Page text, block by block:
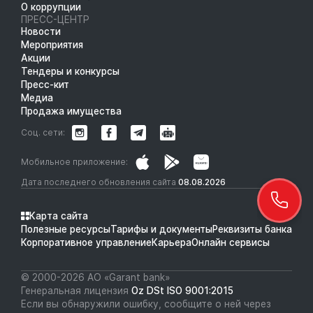
О коррупции
ПРЕСС-ЦЕНТР
Новости
Мероприятия
Акции
Тендеры и конкурсы
Пресс-кит
Медиа
Продажа имущества
Дата последнего обновления сайта 08.08.2026
Мобильное приложение:
Соц. сети:
Карта сайта
Полезные ресурсыТарифы и документыРеквизиты банка
Корпоративное управлениеКарьераОнлайн сервисы
© 2000-2026 АО «Garant bank»
Генеральная лицензия Oz DSt ISO 9001:2015
Если вы обнаружили ошибку, сообщите о ней через